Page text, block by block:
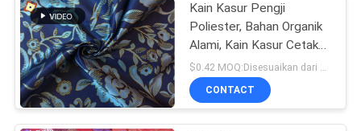
Kain Kasur Pengji
Poliester, Bahan Organik
Alami, Kain Kasur Cetak
Rajutan Warp
$0.42 MOQ:Disesuaikan dari 1000m untuk setiap pola
CONTACT